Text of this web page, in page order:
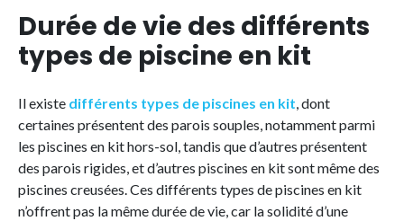
Durée de vie des différents
types de piscine en kit
Il existe différents types de piscines en kit, dont
certaines présentent des parois souples, notamment parmi
les piscines en kit hors-sol, tandis que d’autres présentent
des parois rigides, et d’autres piscines en kit sont même des
piscines creusées. Ces différents types de piscines en kit
n’offrent pas la même durée de vie, car la solidité d’une